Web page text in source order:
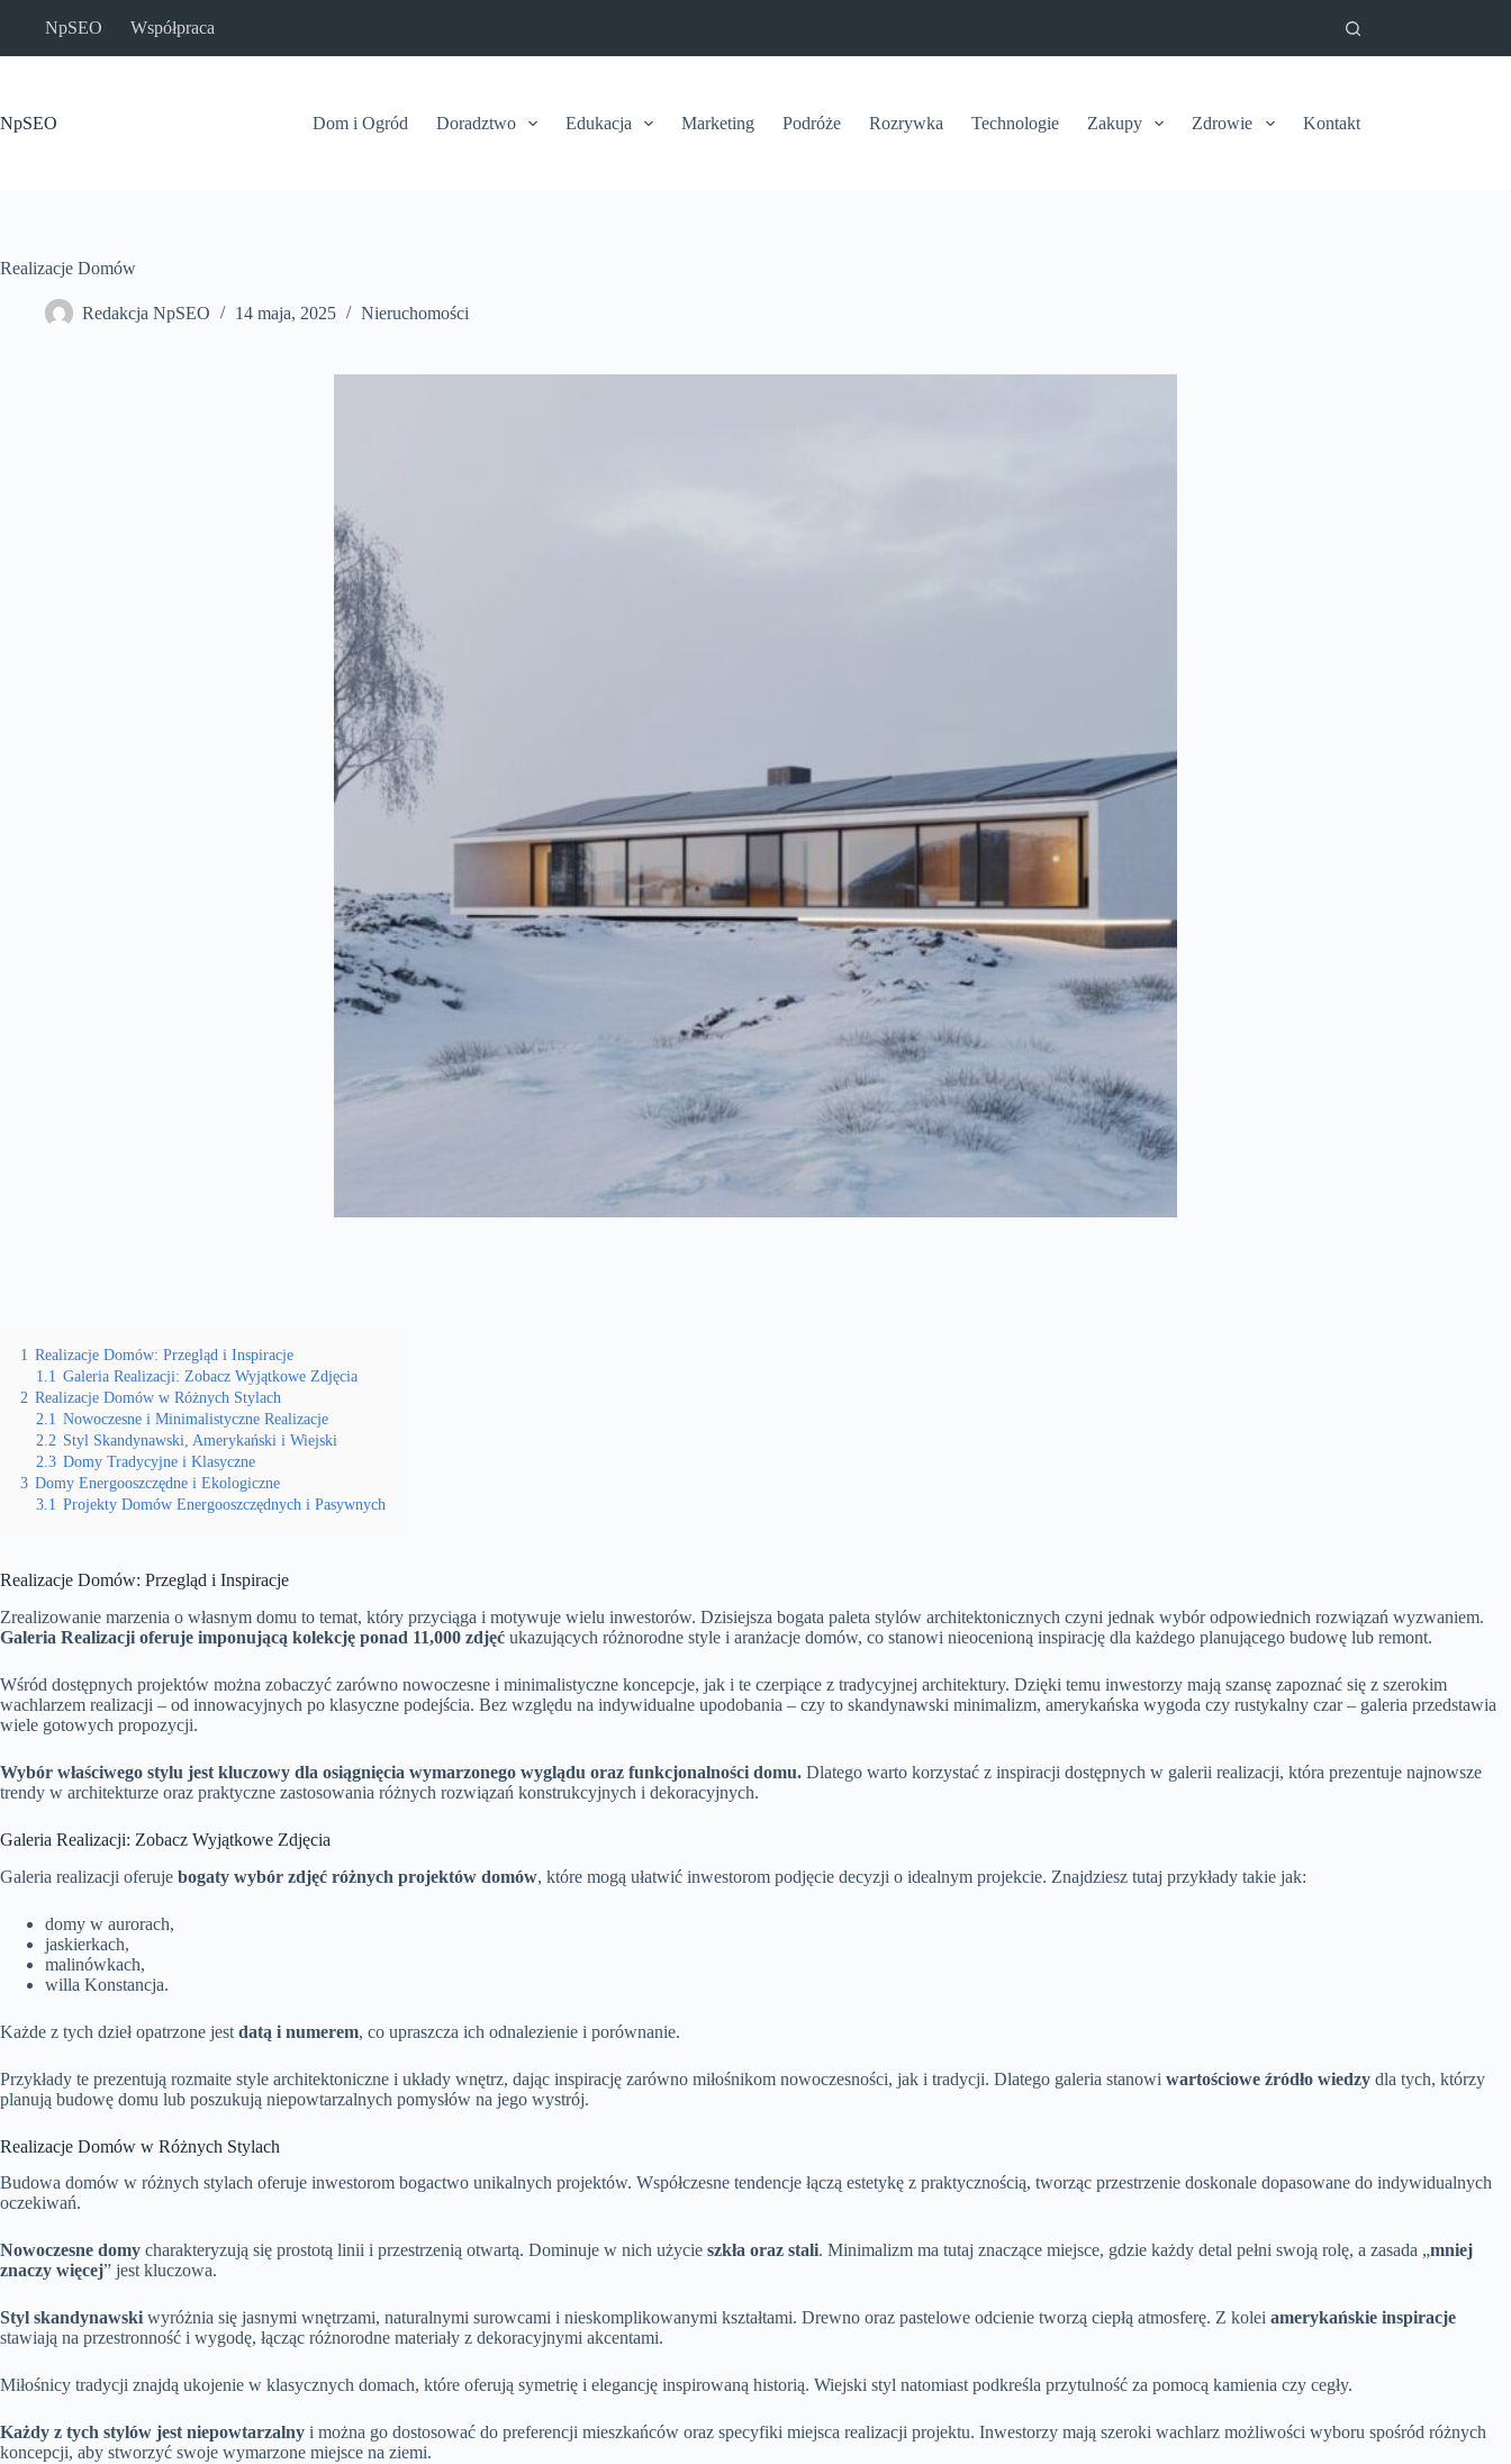
NpSEO Współpraca
NpSEO Dom i Ogród Doradztwo Edukacja Marketing Podróże Rozrywka Technologie Zakupy Zdrowie Kontakt
Realizacje Domów
Redakcja NpSEO 14 maja, 2025 Nieruchomości
1 Realizacje Domów: Przegląd i Inspiracje
1.1 Galeria Realizacji: Zobacz Wyjątkowe Zdjęcia
2 Realizacje Domów w Różnych Stylach
2.1 Nowoczesne i Minimalistyczne Realizacje
2.2 Styl Skandynawski, Amerykański i Wiejski
2.3 Domy Tradycyjne i Klasyczne
3 Domy Energooszczędne i Ekologiczne
3.1 Projekty Domów Energooszczędnych i Pasywnych
Realizacje Domów: Przegląd i Inspiracje
Zrealizowanie marzenia o własnym domu to temat, który przyciąga i motywuje wielu inwestorów. Dzisiejsza bogata paleta stylów architektonicznych czyni jednak wybór odpowiednich rozwiązań wyzwaniem.
Galeria Realizacji oferuje imponującą kolekcję ponad 11,000 zdjęć ukazujących różnorodne style i aranżacje domów, co stanowi nieocenioną inspirację dla każdego planującego budowę lub remont.
Wśród dostępnych projektów można zobaczyć zarówno nowoczesne i minimalistyczne koncepcje, jak i te czerpiące z tradycyjnej architektury. Dzięki temu inwestorzy mają szansę zapoznać się z szerokim
wachlarzem realizacji – od innowacyjnych po klasyczne podejścia. Bez względu na indywidualne upodobania – czy to skandynawski minimalizm, amerykańska wygoda czy rustykalny czar – galeria przedstawia
wiele gotowych propozycji.
Wybór właściwego stylu jest kluczowy dla osiągnięcia wymarzonego wyglądu oraz funkcjonalności domu. Dlatego warto korzystać z inspiracji dostępnych w galerii realizacji, która prezentuje najnowsze
trendy w architekturze oraz praktyczne zastosowania różnych rozwiązań konstrukcyjnych i dekoracyjnych.
Galeria Realizacji: Zobacz Wyjątkowe Zdjęcia
Galeria realizacji oferuje bogaty wybór zdjęć różnych projektów domów, które mogą ułatwić inwestorom podjęcie decyzji o idealnym projekcie. Znajdziesz tutaj przykłady takie jak:
domy w aurorach,
jaskierkach,
malinówkach,
willa Konstancja.
Każde z tych dzieł opatrzone jest datą i numerem, co upraszcza ich odnalezienie i porównanie.
Przykłady te prezentują rozmaite style architektoniczne i układy wnętrz, dając inspirację zarówno miłośnikom nowoczesności, jak i tradycji. Dlatego galeria stanowi wartościowe źródło wiedzy dla tych, którzy
planują budowę domu lub poszukują niepowtarzalnych pomysłów na jego wystrój.
Realizacje Domów w Różnych Stylach
Budowa domów w różnych stylach oferuje inwestorom bogactwo unikalnych projektów. Współczesne tendencje łączą estetykę z praktycznością, tworząc przestrzenie doskonale dopasowane do indywidualnych
oczekiwań.
Nowoczesne domy charakteryzują się prostotą linii i przestrzenią otwartą. Dominuje w nich użycie szkła oraz stali. Minimalizm ma tutaj znaczące miejsce, gdzie każdy detal pełni swoją rolę, a zasada „mniej
znaczy więcej” jest kluczowa.
Styl skandynawski wyróżnia się jasnymi wnętrzami, naturalnymi surowcami i nieskomplikowanymi kształtami. Drewno oraz pastelowe odcienie tworzą ciepłą atmosferę. Z kolei amerykańskie inspiracje
stawiają na przestronność i wygodę, łącząc różnorodne materiały z dekoracyjnymi akcentami.
Miłośnicy tradycji znajdą ukojenie w klasycznych domach, które oferują symetrię i elegancję inspirowaną historią. Wiejski styl natomiast podkreśla przytulność za pomocą kamienia czy cegły.
Każdy z tych stylów jest niepowtarzalny i można go dostosować do preferencji mieszkańców oraz specyfiki miejsca realizacji projektu. Inwestorzy mają szeroki wachlarz możliwości wyboru spośród różnych
koncepcji, aby stworzyć swoje wymarzone miejsce na ziemi.